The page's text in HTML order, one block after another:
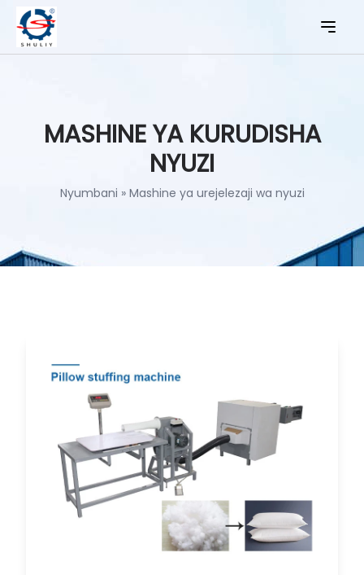
MASHINE YA KURUDISHA
NYUZI
Nyumbani » Mashine ya urejelezaji wa nyuzi